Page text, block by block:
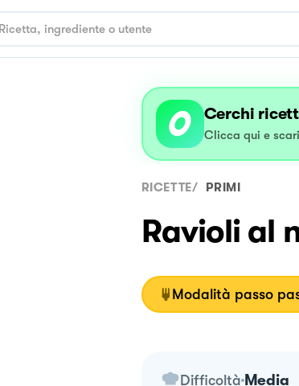
Cerchi
Clicca qui e
RICETTE/ PRIMI
Ravioli al
Modalità passo
Difficoltà Media